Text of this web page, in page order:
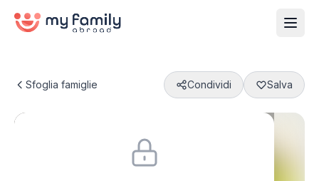
Sfoglia famiglie Condividi Salva